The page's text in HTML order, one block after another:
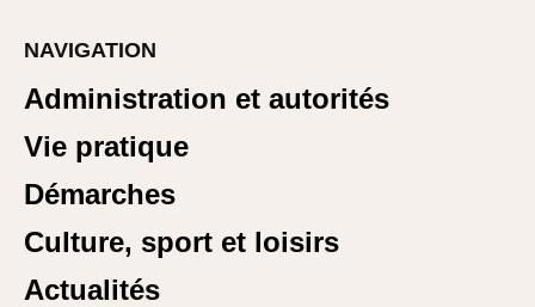
NAVIGATION
Administration et autorités
Vie pratique
Démarches
Culture, sport et loisirs
Actualités